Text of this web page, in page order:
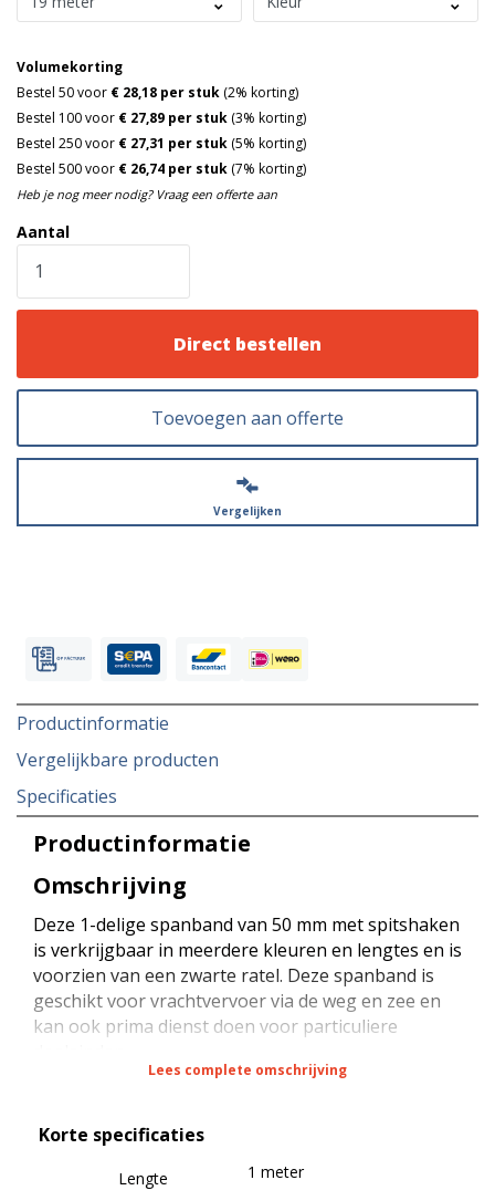
Aantal
Volumekorting
Bestel 50 voor € 28,18 per stuk (2% korting)
Bestel 100 voor € 27,89 per stuk (3% korting)
Bestel 250 voor € 27,31 per stuk (5% korting)
Bestel 500 voor € 26,74 per stuk (7% korting)
Heb je nog meer nodig? Vraag een offerte aan
Direct bestellen
Toevoegen aan offerte
Vergelijken
Productinformatie
Vergelijkbare producten
Specificaties
Productinformatie
Omschrijving
Deze 1-delige spanband van 50 mm met spitshaken
is verkrijgbaar in meerdere kleuren en lengtes en is
voorzien van een zwarte ratel. Deze spanband is
geschikt voor vrachtvervoer via de weg en zee en
kan ook prima dienst doen voor particuliere
rond sjorren (omsnoeren), een sterkte van 2500
daN bij kop sjorren (diagonaal sjorren) en een
sterkte van 350 daN (STF) bij kracht zekeren
Lees complete omschrijving
Korte specificaties
Lengte 1 meter